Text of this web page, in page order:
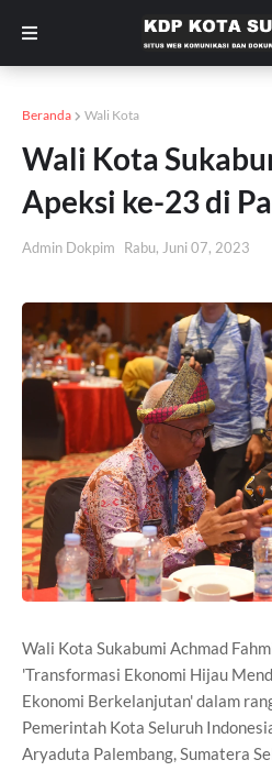
Beranda Wali Kota
Wali Kota
Apeksi ke-23 di
Admin Dokpim Rabu, Juni 07, 2023
Wali Kota Sukabumi Achmad
'Transformasi Ekonomi Hijau
Ekonomi Berkelanjutan' dalam
Pemerintah Kota Seluruh
Aryaduta Palembang, Sumatera